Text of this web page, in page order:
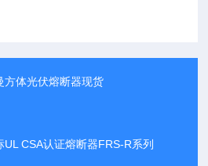
方体光伏熔断器现货
UL CSA认证熔断器FRS-R系列